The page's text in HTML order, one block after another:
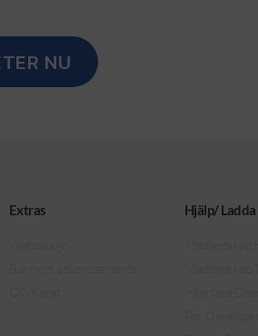
NU
Extras Hjälp/